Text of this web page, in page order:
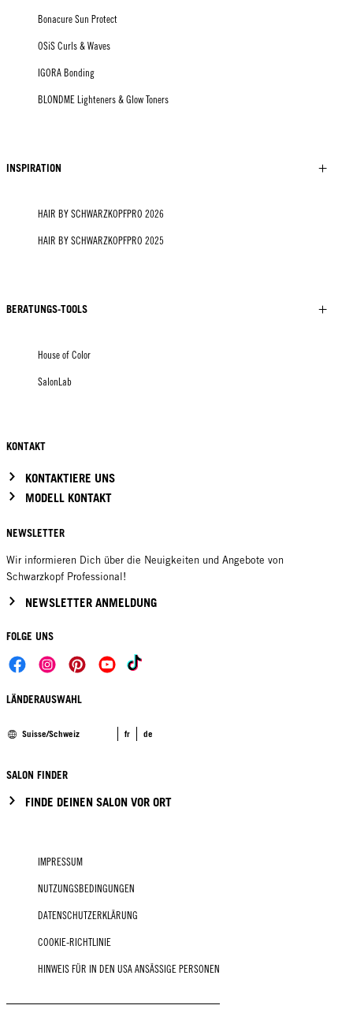
Bonacure Sun Protect
OSiS Curls & Waves
IGORA Bonding
BLONDME Lighteners & Glow Toners
INSPIRATION
HAIR BY SCHWARZKOPFPRO 2026
HAIR BY SCHWARZKOPFPRO 2025
BERATUNGS-TOOLS
House of Color
SalonLab
KONTAKT
KONTAKTIERE UNS
MODELL KONTAKT
NEWSLETTER
Wir informieren Dich über die Neuigkeiten und Angebote von
Schwarzkopf Professional!
NEWSLETTER ANMELDUNG
FOLGE UNS
LÄNDERAUSWAHL
Suisse/Schweiz fr de
SALON FINDER
FINDE DEINEN SALON VOR ORT
IMPRESSUM
NUTZUNGSBEDINGUNGEN
DATENSCHUTZERKLÄRUNG
COOKIE-RICHTLINIE
HINWEIS FÜR IN DEN USA ANSÄSSIGE PERSONEN